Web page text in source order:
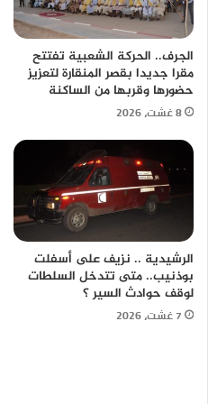
الجرف.. الحركة الشعبية تفتتح
مقرا جديدا بقصر المنقارة لتعزيز
حضورها وقربها من الساكنة
8 غشت، 2026
الرشيدية .. نزيف على أسفلت
بوذنيب.. متى تتدخل السلطات
لوقف حوادث السير ؟
7 غشت، 2026